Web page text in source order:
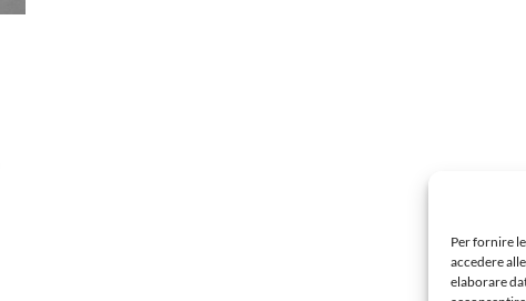
Per fornire
accedere
elaborare